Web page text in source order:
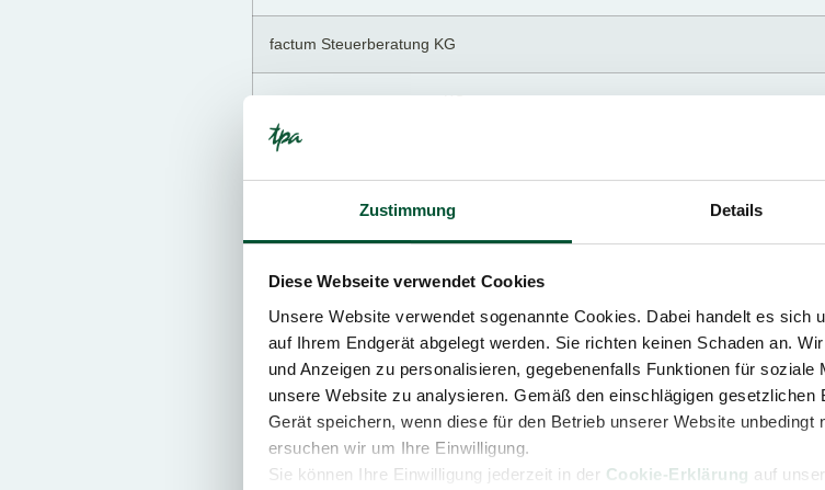
Zustimmung Details
Diese Webseite verwendet Cookies
Unsere Website verwendet sogenannte Cookies. Dabei handelt es sich
auf Ihrem Endgerät abgelegt werden. Sie richten keinen Schaden an.
und Anzeigen zu personalisieren, gegebenenfalls Funktionen für
unsere Website zu analysieren. Gemäß den einschlägigen
Gerät speichern, wenn diese für den Betrieb unserer Website unbedingt
ersuchen wir um Ihre Einwilligung.
Sie können Ihre Einwilligung jederzeit in der Cookie-Erklärung auf
factum Steuerberatung KG
Fides Bilanzbuchhaltung KG
Fiducia Steuerberatungs KG
Fuhrmann Karin
Gaugusch Christian
HS BILANZBUCHHALTUNG GMBH
Harrer Christoph